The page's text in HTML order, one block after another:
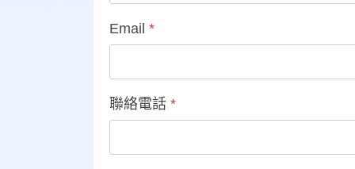
Email *
聯絡電話 *